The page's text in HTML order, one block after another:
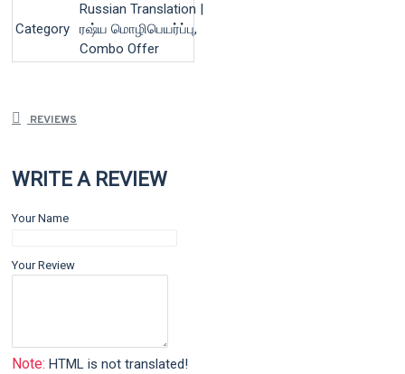
Category
Russian Translation |
ரஷ்ய மொழிபெயர்ப்பு,
Combo Offer
REVIEWS
WRITE A REVIEW
Your Name
Your Review
Note: HTML is not translated!